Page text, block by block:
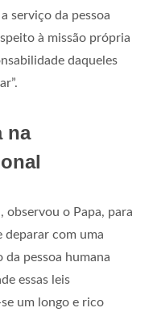
serviço da pessoa
à missão própria
daqueles
na
observou o Papa, para
deparar com uma
da pessoa humana
essas leis
um longo e rico